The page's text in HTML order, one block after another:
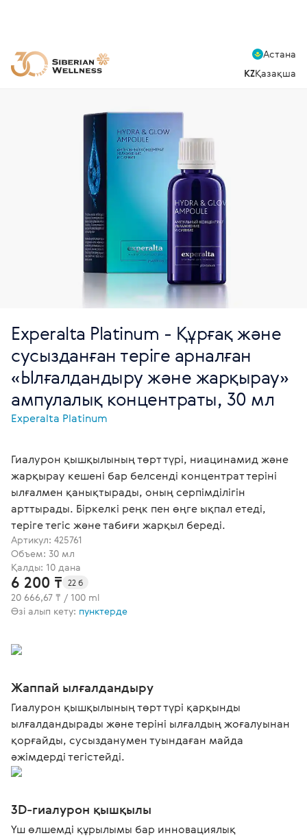
Астана
KZҚазақша
Experalta Platinum - Құрғақ және
сусызданған теріге арналған
«Ылғалдандыру және жарқырау»
ампулалық концентраты, 30 мл
Experalta Platinum
Гиалурон қышқылының төрт түрі, ниацинамид және
жарқырау кешені бар белсенді концентрат теріні
ылғалмен қанықтырады, оның серпімділігін
арттырады. Біркелкі реңк пен өңге ықпал етеді,
теріге тегіс және табиғи жарқыл береді.
Артикул: 425761
Объем: 30 мл
Қалды: 10 дана
6 200 ₸ 22 б
20 666,67 ₸ / 100 ml
Өзі алып кету: пунктерде
Жаппай ылғалдандыру
Гиалурон қышқылының төрт түрі қарқынды
ылғалдандырады және теріні ылғалдың жоғалуынан
қорғайды, сусызданумен туындаған майда
әжімдерді тегістейді.
3D-гиалурон қышқылы
Үш өлшемді құрылымы бар инновациялық